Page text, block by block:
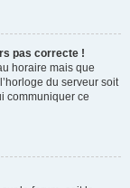
pas correcte !
horaire mais que
du serveur soit
communiquer ce